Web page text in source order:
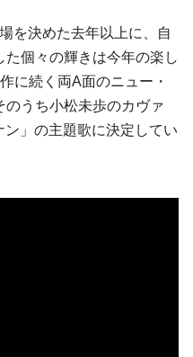
を決めた去年以上に、自
個々の輝きは今年の楽し
に続く両A面のニュー・
のうち小松未歩のカヴァ
ン」の主題歌に決定してい